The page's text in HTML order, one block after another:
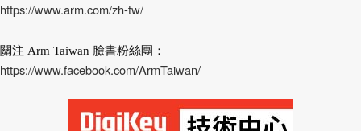
https://www.arm.com/zh-tw/
關注 Arm Taiwan 臉書粉絲團：
https://www.facebook.com/ArmTaiwan/